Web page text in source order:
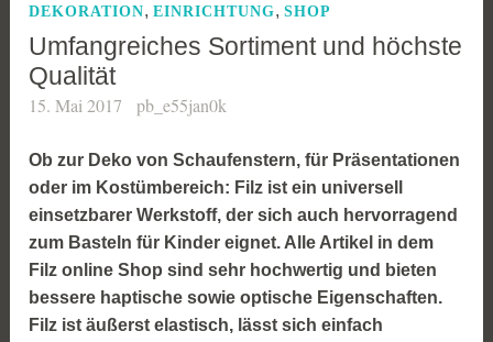
DEKORATION,EINRICHTUNG,SHOP
Umfangreiches Sortiment und höchste
Qualität
15. Mai 2017 pb_e55jan0k
Ob zur Deko von Schaufenstern, für Präsentationen
oder im Kostümbereich: Filz ist ein universell
einsetzbarer Werkstoff, der sich auch hervorragend
zum Basteln für Kinder eignet. Alle Artikel in dem
Filz online Shop sind sehr hochwertig und bieten
bessere haptische sowie optische Eigenschaften.
Filz ist äußerst elastisch, lässt sich einfach